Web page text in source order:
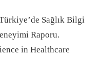
Sağlık Bilgi
Raporu.
in Healthcare